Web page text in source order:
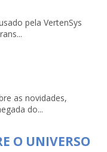
pela VertenSys
as novidades,
do...
O UNIVERSO